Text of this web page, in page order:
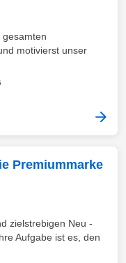
gesamten
motivierst unser
Premiummarke
zielstrebigen Neu -
Aufgabe ist es, den